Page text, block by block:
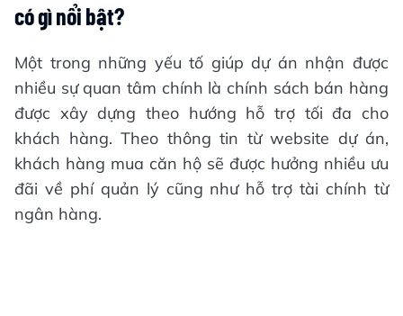
có gì nổi bật?
Một trong những yếu tố giúp dự án nhận được
nhiều sự quan tâm chính là chính sách bán hàng
được xây dựng theo hướng hỗ trợ tối đa cho
khách hàng. Theo thông tin từ website dự án,
khách hàng mua căn hộ sẽ được hưởng nhiều ưu
đãi về phí quản lý cũng như hỗ trợ tài chính từ
ngân hàng.